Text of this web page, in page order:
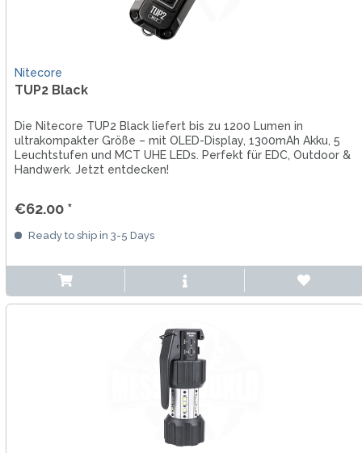
Nitecore
TUP2 Black
Die Nitecore TUP2 Black liefert bis zu 1200 Lumen in
ultrakompakter Größe – mit OLED-Display, 1300mAh Akku, 5
Leuchtstufen und MCT UHE LEDs. Perfekt für EDC, Outdoor &
Handwerk. Jetzt entdecken!
€62.00 *
Ready to ship in 3-5 Days